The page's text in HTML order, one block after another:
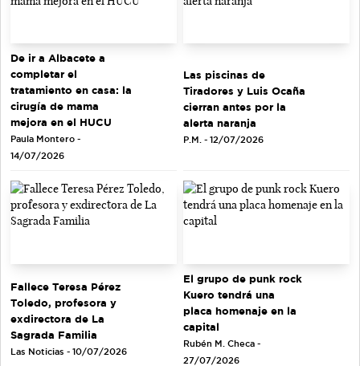
De ir a Albacete a
completar el
tratamiento en casa: la
cirugía de mama
mejora en el HUCU
Paula Montero -
14/07/2026
Las piscinas de
Tiradores y Luis Ocaña
cierran antes por la
alerta naranja
P.M. - 12/07/2026
Fallece Teresa Pérez
Toledo, profesora y
exdirectora de La
Sagrada Familia
Las Noticias - 10/07/2026
El grupo de punk rock
Kuero tendrá una
placa homenaje en la
capital
Rubén M. Checa -
27/07/2026